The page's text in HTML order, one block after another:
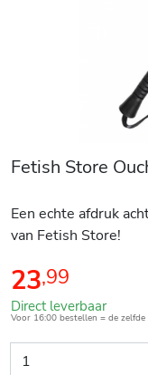
Fetish Store
Een echte afdruk
van Fetish Store!
23,99
Direct leverbaar
Voor 16:00 bestellen = de zelfde